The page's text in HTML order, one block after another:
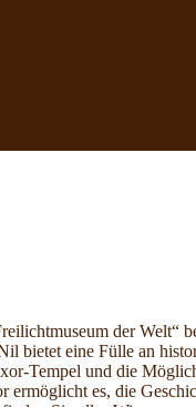
der Welt“
bietet eine Fülle an
Tempel und die
ermöglicht es, die